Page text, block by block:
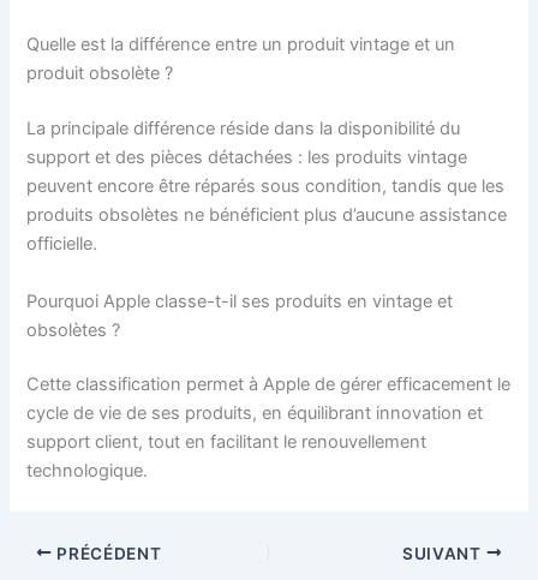
Quelle est la différence entre un produit vintage et un
produit obsolète ?
La principale différence réside dans la disponibilité du
support et des pièces détachées : les produits vintage
peuvent encore être réparés sous condition, tandis que les
produits obsolètes ne bénéficient plus d’aucune assistance
officielle.
Pourquoi Apple classe-t-il ses produits en vintage et
obsolètes ?
Cette classification permet à Apple de gérer efficacement le
cycle de vie de ses produits, en équilibrant innovation et
support client, tout en facilitant le renouvellement
technologique.
PRÉCÉDENT SUIVANT